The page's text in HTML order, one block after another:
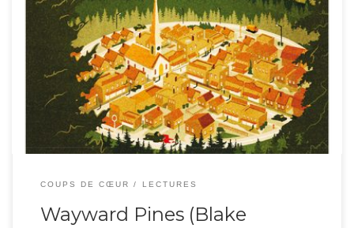
Dès les premières lignes, on est saisi par l’action, comme dans un bon
Mission Impossible. Le protagoniste central est agent du FBI et mène une
enquête dans un bourg reculé de l’état de Washington. Le décor n’est pas
sans rappeler les Twin Peaks de Lynch, mais le surnaturel prend vite […]
COUPS DE CŒUR LECTURES
Wayward Pines (Blake